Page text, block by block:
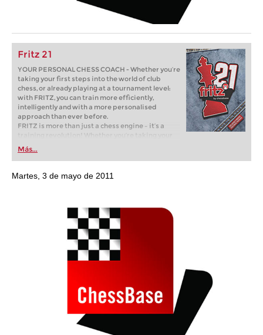
Fritz 21
YOUR PERSONAL CHESS COACH - Whether you’re
taking your first steps into the world of club
chess, or already playing at a tournament level:
with FRITZ, you can train more efficiently,
intelligently and with a more personalised
approach than ever before.
FRITZ is more than just a chess engine – it’s a
training revolution! Whether you’re taking your
first steps into the world of club chess, or already
playing at a tournament level: with FRITZ, you can
train more efficiently, intelligently and with a
more personalised approach than ever before.
Más...
Martes, 3 de mayo de 2011